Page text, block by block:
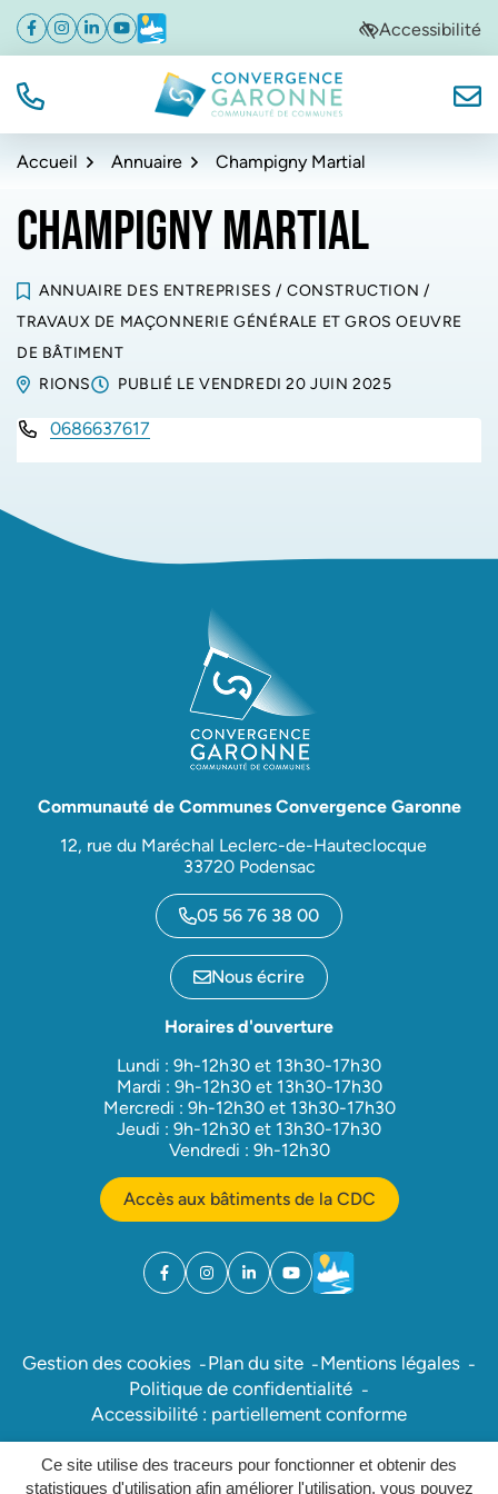
Ce site utilise des traceurs pour fonctionner et obtenir des
statistiques d'utilisation afin améliorer l'utilisation, vous pouvez
Aller
navigation
Aller
au
Aller
au
de
Facebook
(ouverture dans un nouvel onglet)
Instagram
(ouverture dans un nouvel onglet)
Linkedin
(ouverture dans un nouvel onglet)
YouTube
(ouverture dans un nouvel onglet)
Météo
(ouverture dans un nouvel onglet)Accessibilité
TÉL. Convergence Garonne
Accueil Annuaire Champigny Martial
CHAMPIGNY MARTIAL
ANNUAIRE DES ENTREPRISES / CONSTRUCTION /
TRAVAUX DE MAÇONNERIE GÉNÉRALE ET GROS OEUVRE
DE BÂTIMENT
RIONS
PUBLIÉ LE VENDREDI 20 JUIN 2025
INFOS UTILES
0686637617
Communauté de Communes Convergence Garonne
12, rue du Maréchal Leclerc-de-Hauteclocque
33720 Podensac
05 56 76 38 00
Nous écrire
Horaires d'ouverture
Lundi : 9h-12h30 et 13h30-17h30
Mardi : 9h-12h30 et 13h30-17h30
Mercredi : 9h-12h30 et 13h30-17h30
Jeudi : 9h-12h30 et 13h30-17h30
Vendredi : 9h-12h30
Accès aux bâtiments de la CDC
Facebook
(ouverture dans un nouvel onglet)
Instagram
(ouverture dans un nouvel onglet)
Linkedin
(ouverture dans un nouvel onglet)
YouTube
(ouverture dans un nouvel
Météo
(ouverture dans un
Gestion des cookies Plan du site
Mentions légales
Politique de confidentialité
Accessibilité : partiellement conforme
Site réalisé parInovagora (ouverture dans un